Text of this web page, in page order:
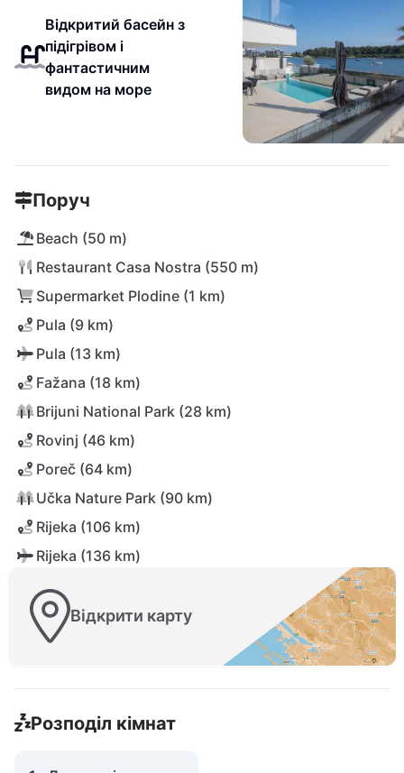
Відкритий басейн з
підігрівом і
фантастичним
видом на море
Поруч
Beach (50 m)
Restaurant Casa Nostra (550 m)
Supermarket Plodine (1 km)
Pula (9 km)
Pula (13 km)
Fažana (18 km)
Brijuni National Park (28 km)
Rovinj (46 km)
Poreč (64 km)
Učka Nature Park (90 km)
Rijeka (106 km)
Rijeka (136 km)
Відкрити карту
Розподіл кімнат